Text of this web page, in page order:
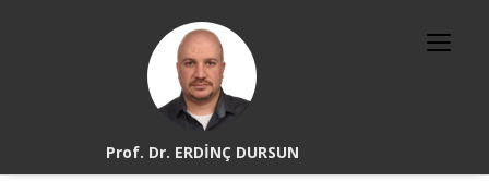
Prof. Dr. ERDİNÇ DURSUN